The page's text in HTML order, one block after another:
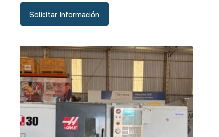
Solicitar Información